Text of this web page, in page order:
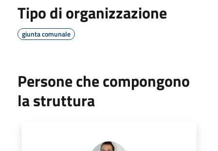
Tipo di organizzazione
giunta comunale
Persone che compongono
la struttura